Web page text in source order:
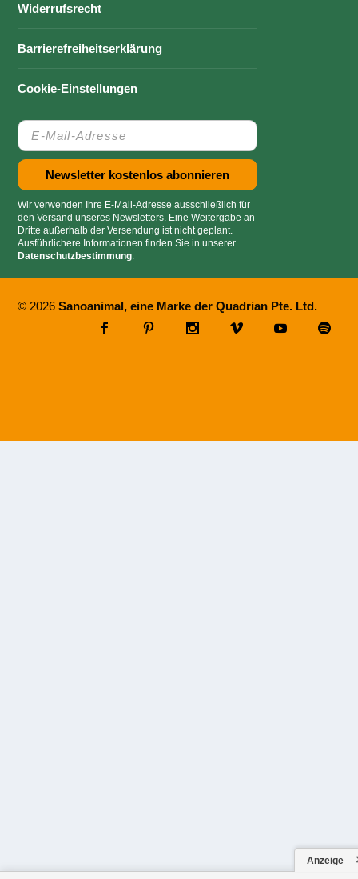
Widerrufsrecht
Barrierefreiheitserklärung
Cookie-Einstellungen
Wir verwenden Ihre E-Mail-Adresse ausschließlich für
den Versand unseres Newsletters. Eine Weitergabe an
Dritte außerhalb der Versendung ist nicht geplant.
Ausführlichere Informationen finden Sie in unserer
Datenschutzbestimmung
© 2026Sanoanimal, eine Marke der Quadrian Pte. Ltd.
Anzeige